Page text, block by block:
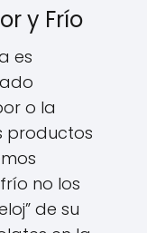
y Frío
es
o la
productos
no los
de su